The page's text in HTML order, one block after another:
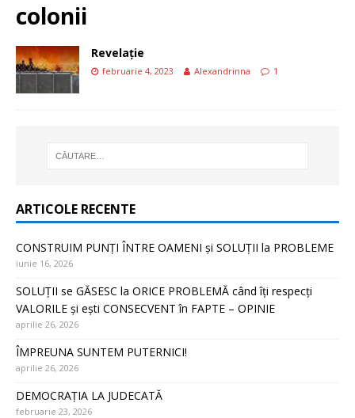
colonii
Revelație
februarie 4, 2023 Alexandrinna 1
ARTICOLE RECENTE
CONSTRUIM PUNȚI ÎNTRE OAMENI și SOLUȚII la PROBLEME
iunie 16, 2026
SOLUȚII se GĂSESC la ORICE PROBLEMĂ când îți respecți
VALORILE și ești CONSECVENT în FAPTE – OPINIE
aprilie 26, 2026
ÎMPREUNA SUNTEM PUTERNICI!
aprilie 26, 2026
DEMOCRAȚIA LA JUDECATĂ
februarie 23, 2026